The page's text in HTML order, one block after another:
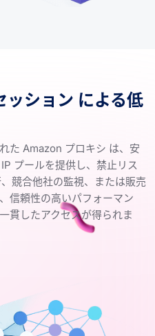
ッション による低
た Amazon プロキシ は、安
プールを提供し、禁止リス
競合他社の監視、または販売
信頼性の高いパフォーマン
貫したアクセスが得られま